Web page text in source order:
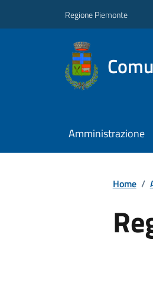
Regione Piemonte
Amministrazione
Home /